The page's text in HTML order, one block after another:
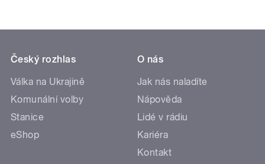
Český rozhlas
Válka na Ukrajině
Komunální volby
Stanice
eShop
O nás
Jak nás naladíte
Nápověda
Lidé v rádiu
Kariéra
Kontakt